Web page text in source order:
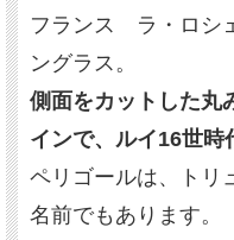
フランス ラ・ロシ
ングラス。
側面をカットした丸
インで、ルイ16世時
ペリゴールは、トリ
名前でもあります。